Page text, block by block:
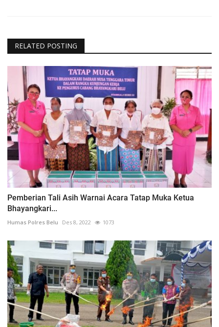
RELATED POSTING
Pemberian Tali Asih Warnai Acara Tatap Muka Ketua
Bhayangkari...
Humas Polres Belu Des 8, 2022 1073